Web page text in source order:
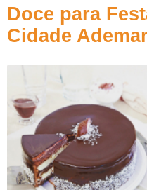
Doce para
Cidade Ademar